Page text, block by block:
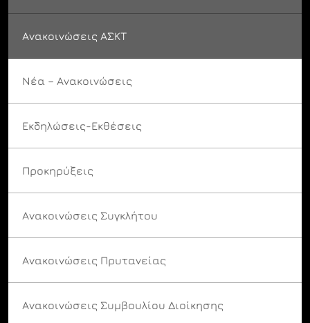
Ανακοινώσεις ΑΣΚΤ
Νέα – Ανακοινώσεις
Εκδηλώσεις-Εκθέσεις
Προκηρύξεις
Ανακοινώσεις Συγκλήτου
Ανακοινώσεις Πρυτανείας
Ανακοινώσεις Συμβουλίου Διοίκησης